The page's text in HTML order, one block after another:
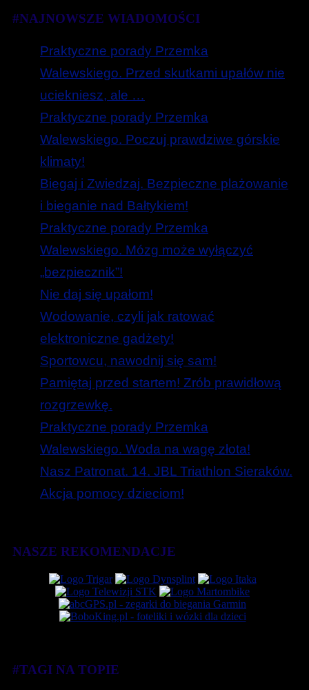
#NAJNOWSZE WIADOMOŚCI
Praktyczne porady Przemka
Walewskiego. Przed skutkami upałów nie
uciekniesz, ale …
Praktyczne porady Przemka
Walewskiego. Poczuj prawdziwe górskie
klimaty!
Biegaj i Zwiedzaj. Bezpieczne plażowanie
i bieganie nad Bałtykiem!
Praktyczne porady Przemka
Walewskiego. Mózg może wyłączyć
„bezpiecznik”!
Nie daj się upałom!
Wodowanie, czyli jak ratować
elektroniczne gadżety!
Sportowcu, nawodnij się sam!
Pamiętaj przed startem! Zrób prawidłową
rozgrzewkę.
Praktyczne porady Przemka
Walewskiego. Woda na wagę złota!
Nasz Patronat. 14. JBL Triathlon Sieraków.
Akcja pomocy dzieciom!
NASZE REKOMENDACJE
#TAGI NA TOPIE